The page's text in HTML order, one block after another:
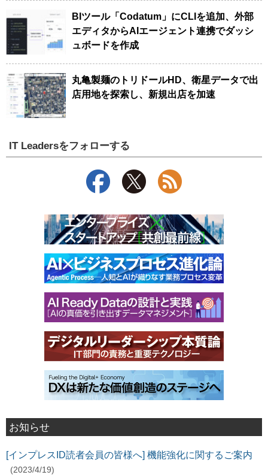
BIツール「Codatum」にCLIを追加、外部
エディタからAIエージェント連携でダッシ
ュボードを作成
丸亀製麺のトリドールHD、衛星データで出
店用地を探索し、新規出店を加速
IT Leadersをフォローする
お知らせ
[インプレスID読者会員の皆様へ] 機能強化に関するご案内
(2023/4/19)